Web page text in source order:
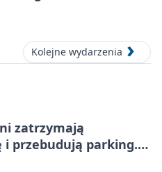
Kolejne wydarzenia
zatrzymają
i przebudują parking.